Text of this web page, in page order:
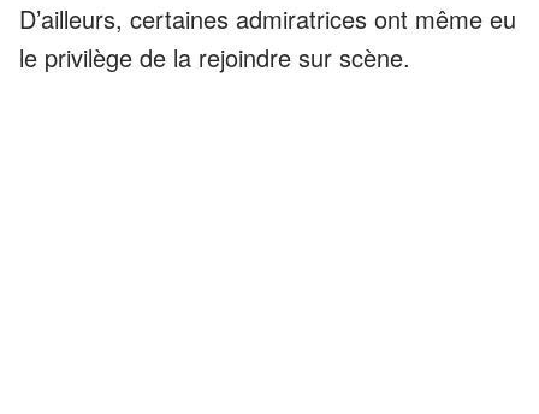
D’ailleurs, certaines admiratrices ont même eu
le privilège de la rejoindre sur scène.